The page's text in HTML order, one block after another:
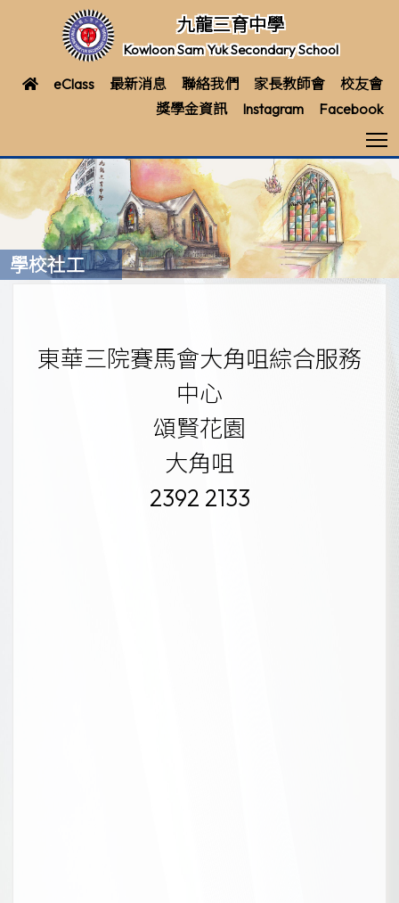
九龍三育中學
Kowloon Sam Yuk Secondary School
eClass 最新消息 聯絡我們 家長教師會
校友會
獎學金資訊
Instagram Facebook
學校社工
東華三院賽馬會大角咀綜合服務
中心
頌賢花園
大角咀
2392 2133